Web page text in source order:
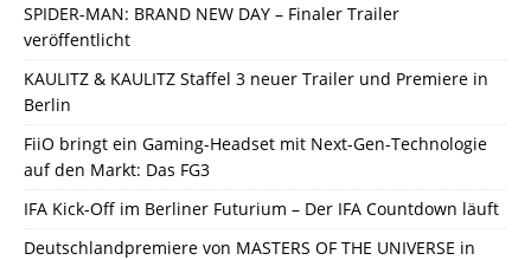
SPIDER-MAN: BRAND NEW DAY – Finaler Trailer
veröffentlicht
KAULITZ & KAULITZ Staffel 3 neuer Trailer und Premiere in
Berlin
FiiO bringt ein Gaming-Headset mit Next-Gen-Technologie
auf den Markt: Das FG3
IFA Kick-Off im Berliner Futurium – Der IFA Countdown läuft
Deutschlandpremiere von MASTERS OF THE UNIVERSE in